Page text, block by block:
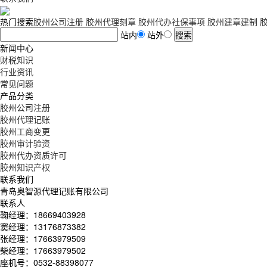
热门搜索胶州公司注册 胶州代理刻章 胶州代办社保事项 胶州建章建制
站内
站外
新闻中心
财税知识
行业资讯
常见问题
产品分类
胶州公司注册
胶州代理记账
胶州工商变更
胶州审计验资
胶州代办资质许可
胶州知识产权
联系我们
青岛奥智源代理记账有限公司
联系人
鞠经理：18669403928
窦经理：13176873382
张经理：17663979509
柴经理：17663979502
座机号：0532-88398077